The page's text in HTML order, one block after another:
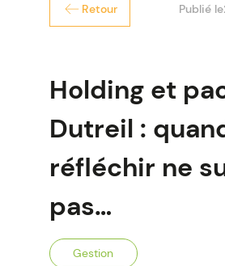
Retour Publié le
Holding et
Dutreil :
réfléchir ne
pas…
Gestion